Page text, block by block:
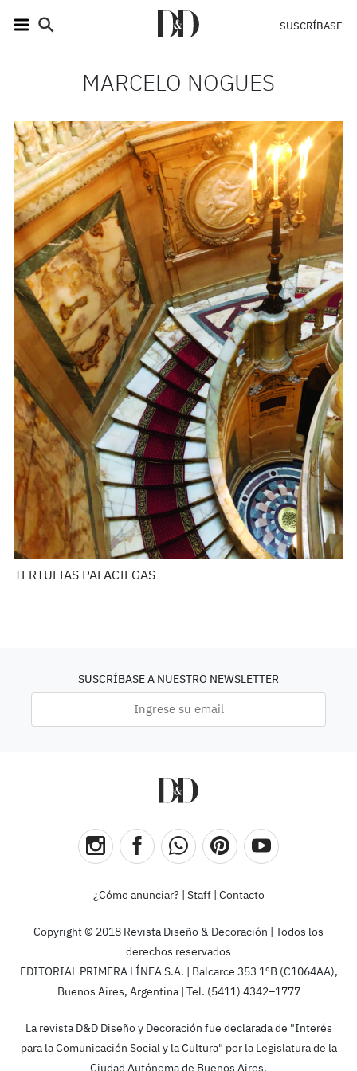
SUSCRÍBASE
MARCELO NOGUES
TERTULIAS PALACIEGAS
SUSCRÍBASE A NUESTRO NEWSLETTER
¿Cómo anunciar? Staff| Contacto
Copyright © 2018 Revista Diseño & Decoración | Todos los
derechos reservados
EDITORIAL PRIMERA LÍNEA S.A. | Balcarce 353 1ºB (C1064AA),
Buenos Aires, Argentina | Tel. (5411) 4342–1777
La revista D&D Diseño y Decoración fue declarada de "Interés
para la Comunicación Social y la Cultura" por la Legislatura de la
Ciudad Autónoma de Buenos Aires.